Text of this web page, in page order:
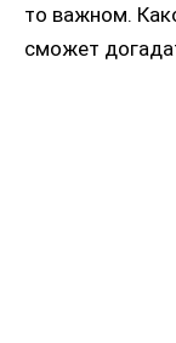
то важном.
сможет